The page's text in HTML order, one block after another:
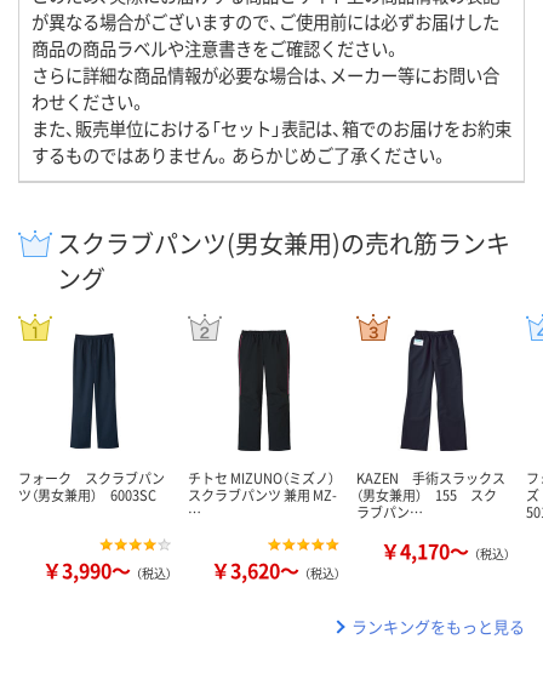
が異なる場合がございますので、ご使用前には必ずお届けした
商品の商品ラベルや注意書きをご確認ください。
さらに詳細な商品情報が必要な場合は、メーカー等にお問い合
わせください。
また、販売単位における「セット」表記は、箱でのお届けをお約束
するものではありません。あらかじめご了承ください。
スクラブパンツ(男女兼用)の売れ筋ランキ
ング
フォーク スクラブパン
ツ（男女兼用） 6003SC
￥3,990～ （税込）
チトセ MIZUNO（ミズノ）
スクラブパンツ 兼用 MZ-
…
￥3,620～ （税込）
KAZEN 手術スラックス
（男女兼用） 155 スク
ラブパン…
￥4,170～ （税込）
ランキングをもっと見る